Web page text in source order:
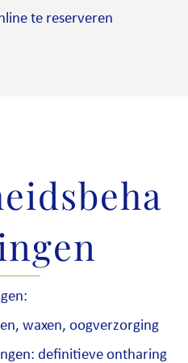
te reserveren
waxen, oogverzorging
definitieve ontharing